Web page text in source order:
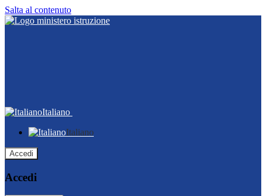
Salta al contenuto
Italiano
Italiano
Accedi
Accedi